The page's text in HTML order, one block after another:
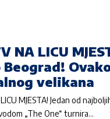
NA LICU
Beograd!
velikana
MJESTA! Jedan od
„The One“ turnira…